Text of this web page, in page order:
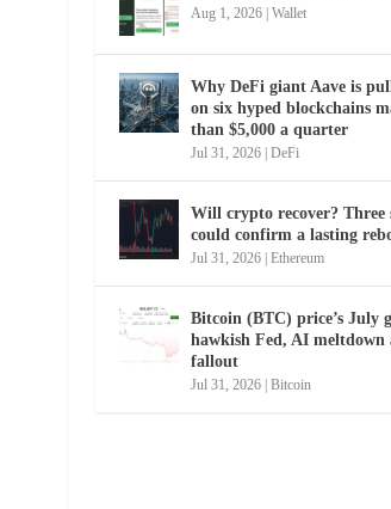
Aug 1, 2026| Wallet
Why DeFi giant Aave is
on six hyped blockchains
than $5,000 a quarter
Jul 31, 2026| DeFi
Will crypto recover? Three
could confirm a lasting
Jul 31, 2026| Ethereum
Bitcoin (BTC) price’s July
hawkish Fed, AI meltdown
fallout
Jul 31, 2026| Bitcoin